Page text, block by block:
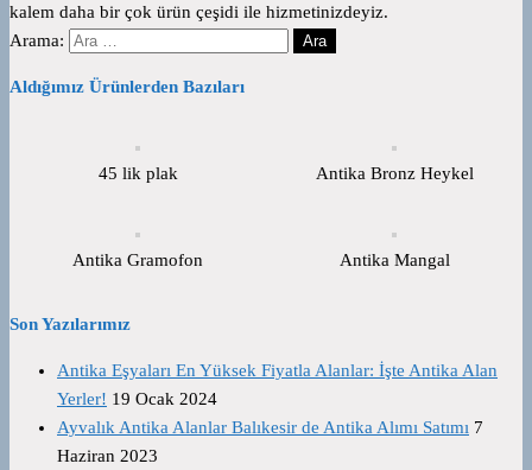
kalem daha bir çok ürün çeşidi ile hizmetinizdeyiz.
Arama:
Aldığımız Ürünlerden Bazıları
45 lik plak Antika Bronz Heykel
Antika Gramofon Antika Mangal
Son Yazılarımız
Antika Eşyaları En Yüksek Fiyatla Alanlar: İşte Antika Alan
Yerler! 19 Ocak 2024
Ayvalık Antika Alanlar Balıkesir de Antika Alımı Satımı 7
Haziran 2023